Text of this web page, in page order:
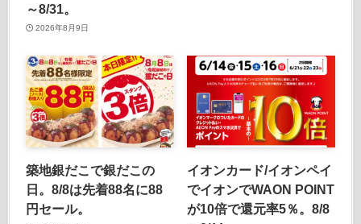
～8/31。
2026年8月9日
築地銀だこで銀だこの
日。8/8は先着88名に88
円セール。
イオンカード/イオンペイ
でイオンでWAON POINT
が10倍で還元率5％。8/8